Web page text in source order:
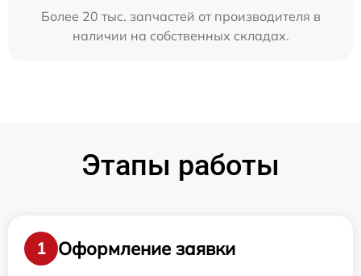
Более 20 тыс. запчастей от производителя в
наличии на собственных складах.
Этапы работы
1
Оформление заявки